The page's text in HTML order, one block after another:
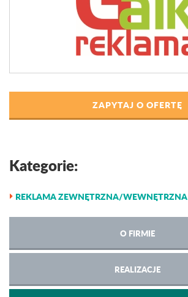
ZAPYTAJ O OFERTĘ
Kategorie:
REKLAMA ZEWNĘTRZNA/WEWNĘTRZNA
O FIRMIE
REALIZACJE